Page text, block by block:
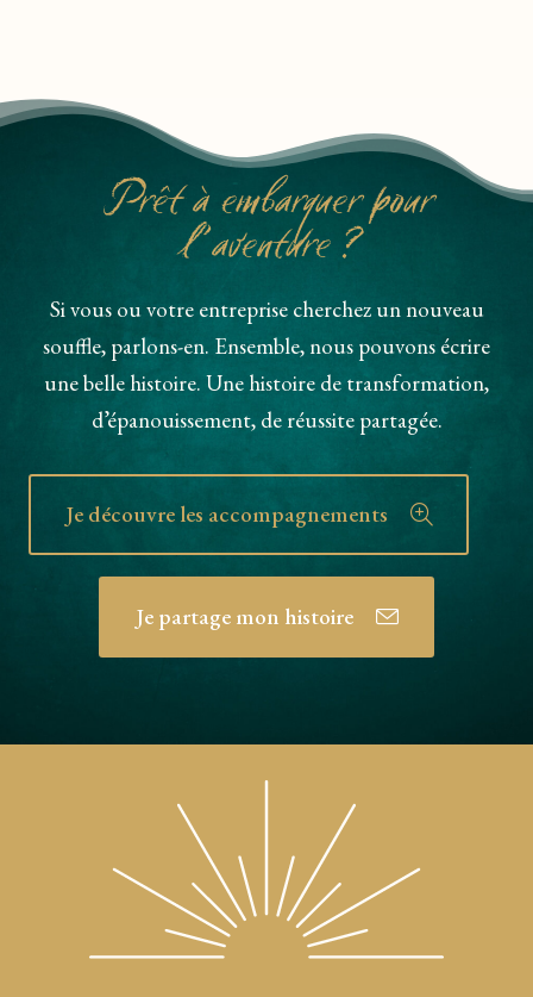
Prêt à embarquer pour
l’aventure ?
Si vous ou votre entreprise cherchez un nouveau
souffle, parlons-en. Ensemble, nous pouvons écrire
une belle histoire. Une histoire de transformation,
d’épanouissement, de réussite partagée.
Je découvre les accompagnements
Je partage mon histoire